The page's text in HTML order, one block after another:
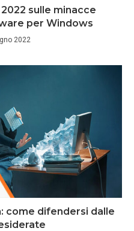
sulle minacce
per Windows
2022
come difendersi dalle